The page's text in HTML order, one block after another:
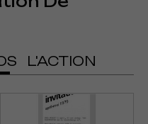
L'ACTION